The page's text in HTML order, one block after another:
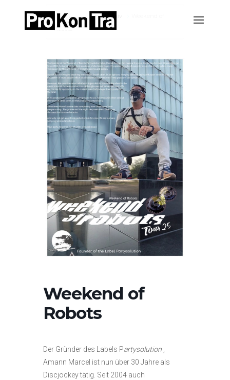
Home Events-Archiv
Robots
Weekend of
Robots
Der Gründer des Labels Partysolution
Amann Marcel ist nun über 30 Jahre als
Discjockey tätig. Seit 2004 auch